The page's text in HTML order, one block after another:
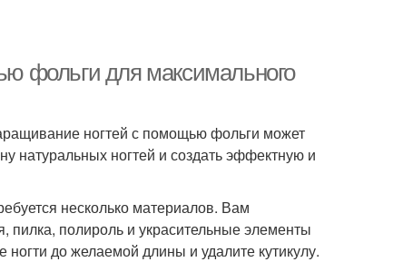
фольги для максимального
ногтей с помощью фольги может
натуральных ногтей и создать эффектную и
несколько материалов. Вам
пилка, полироль и украсительные элементы
ногти до желаемой длины и удалите кутикулу.